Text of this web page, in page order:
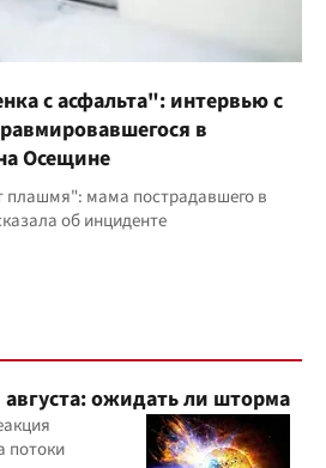
с асфальта": интервью с
в
Осещине
плашмя": мама пострадавшего в
об инциденте
ожидать ли шторма
потоки